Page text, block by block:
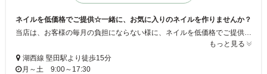
ネイルを低価格でご提供☆一緒に、お気に入りのネイルを作りませんか？
当店は、お客様の毎月の負担にならない様に、ネイルを低価格でご提供しています☆ ネイルが初めての方でも、おくつろぎ頂ける空間になっていておりますので、一緒にお気に入りのネイルを作りましょう♪
もっと見る
湖西線 堅田駅より徒歩15分
月～土 9:00～17:30